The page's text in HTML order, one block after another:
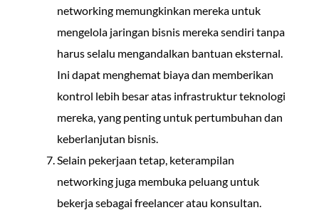
networking memungkinkan mereka untuk
mengelola jaringan bisnis mereka sendiri tanpa
harus selalu mengandalkan bantuan eksternal.
Ini dapat menghemat biaya dan memberikan
kontrol lebih besar atas infrastruktur teknologi
mereka, yang penting untuk pertumbuhan dan
keberlanjutan bisnis.
Selain pekerjaan tetap, keterampilan
networking juga membuka peluang untuk
bekerja sebagai freelancer atau konsultan.